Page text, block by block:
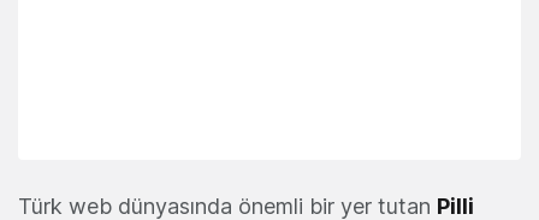
Türk web dünyasında önemli bir yer tutan Pilli